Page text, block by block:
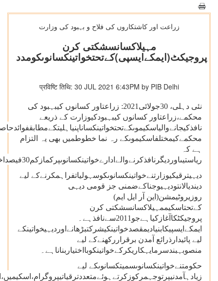
زراعت اور کاشتکاروں کی فلاح و بہبود کی وزارت
مہیلاکسانسشکتی کرن
پروجیکٹ(ایمکےایسپی)کےتحتخواتینکسانوںکومدد
प्रविष्टि तिथि: 30 JUL 2021 6:43PM by PIB Delhi
نئی دہلی، 30جولائی2021: زراعتاور کسانوں کیبہبود کی
محکمے،زراعتاور کسانوں کیبہبودکیوزارت کے ذریعے
محکمےکیمختلفاسکیموںکے رہ نما خطوطمیں بھی یہ التزام
ہے کہ
ریاستیںاوردیگرنافذکرنےوالےادارےخواتینکسانوںپرکمازکم30فیصداخراجاتکریں۔
دیہیترقیکیوزارتنےخواتینکسانوںکوسہولیاتفراہمکرنےکے لیے
دیندیالانتودیہیوجناکےضمنی جز قومی دیہی
روزیروٹیمشن(این آر ایل ایم)
کےتحتاسکیممہیلاکسانسشکتی کرن
پروجیکٹکاآغازکیاہےجو2011سےنافذہے۔
ایمکےایسپیکابنیادیمقصدخواتینکیشرکتبڑھانےاوردیہیخواتینکے
لیے پائیدارذرائع آمدن برقراررکھنےکے لیے
منصوبہبندسرمایہکاریکرکےخواتینکوبااختیاربناناہے۔
حکومتنےخواتینکسانوںسمیتکسانوںکے لیے